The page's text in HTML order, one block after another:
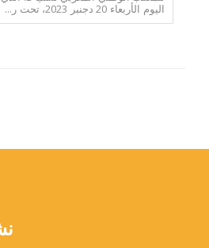
اليوم الأربعاء 20 دجنبر 2023، تحت ر...